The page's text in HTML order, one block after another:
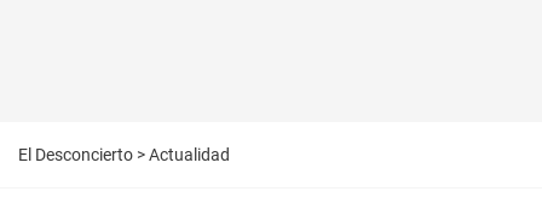
El Desconcierto >Actualidad